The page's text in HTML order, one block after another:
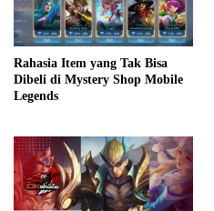
Rahasia Item yang Tak Bisa
Dibeli di Mystery Shop Mobile
Legends